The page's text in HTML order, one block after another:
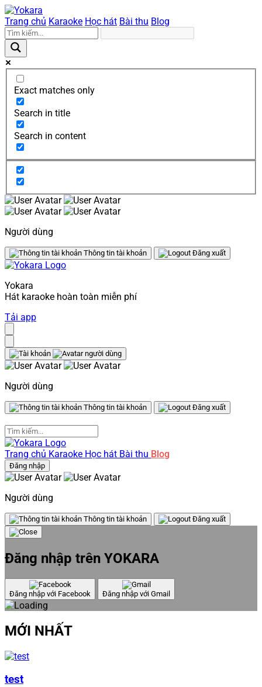
Trang chủ Karaoke Học hát Bài thu Blog
Exact matches only
Search in title
Search in content
Người dùng
Thông tin tài khoản Đăng xuất
Yokara
Hát karaoke hoàn toàn miễn phí
Tải app
Người dùng
Thông tin tài khoản Đăng xuất
Trang chủ Karaoke Học hát Bài thu Blog
Đăng nhập
Người dùng
Thông tin tài khoản Đăng xuất
Đăng nhập trên YOKARA
Đăng nhập với Facebook Đăng nhập với Gmail
MỚI NHẤT
test